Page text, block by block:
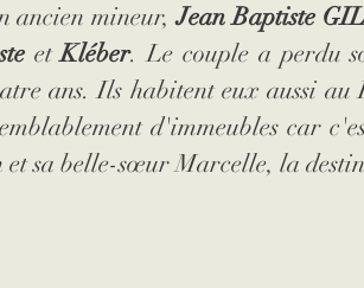
ancien mineur, Jean Baptiste
et Kléber. Le couple a perdu
ans. Ils habitent eux aussi au
d'immeubles car
et sa belle-sœur Marcelle, la